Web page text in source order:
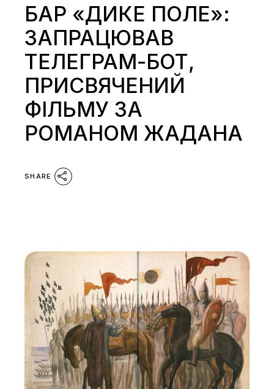
БАР «ДИКЕ ПОЛЕ»:
ЗАПРАЦЮВАВ
ТЕЛЕГРАМ-БОТ,
ПРИСВЯЧЕНИЙ
ФІЛЬМУ ЗА
РОМАНОМ ЖАДАНА
SHARE